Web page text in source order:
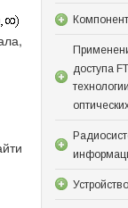
доступа